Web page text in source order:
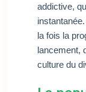
addictive,
la fois la
lancement,
culture du